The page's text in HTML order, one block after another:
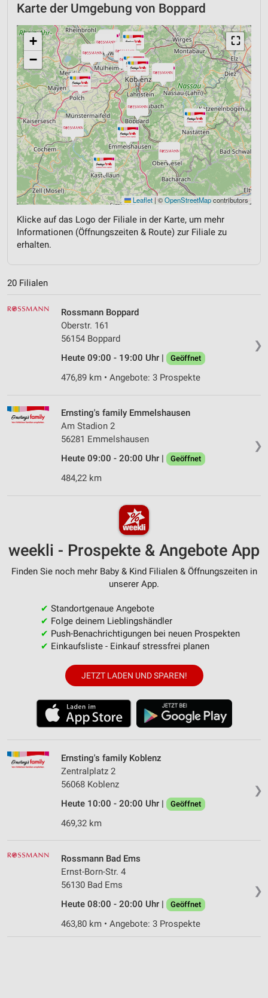
Karte der Umgebung von Boppard
⛶
+
−
Leaflet | ©OpenStreetMapcontributors
Klicke auf das Logo der Filiale in der Karte, um mehr
Informationen (Öffnungszeiten & Route) zur Filiale zu
erhalten.
20 Filialen
❯
Rossmann Boppard
Oberstr. 161
56154 Boppard
Heute 09:00 - 19:00 Uhr |
Geöffnet
476,89 km • Angebote: 3 Prospekte
❯
Ernsting's family Emmelshausen
Am Stadion 2
56281 Emmelshausen
Heute 09:00 - 20:00 Uhr |
Geöffnet
484,22 km
weekli - Prospekte & Angebote App
Finden Sie noch mehr Baby & Kind Filialen & Öffnungszeiten in
unserer App.
✔ Standortgenaue Angebote
✔ Folge deinem Lieblingshändler
✔ Push-Benachrichtigungen bei neuen Prospekten
✔ Einkaufsliste - Einkauf stressfrei planen
JETZT LADEN UND SPAREN!
❯
Ernsting's family Koblenz
Zentralplatz 2
56068 Koblenz
Heute 10:00 - 20:00 Uhr |
Geöffnet
469,32 km
❯
Rossmann Bad Ems
Ernst-Born-Str. 4
56130 Bad Ems
Heute 08:00 - 20:00 Uhr |
Geöffnet
463,80 km • Angebote: 3 Prospekte